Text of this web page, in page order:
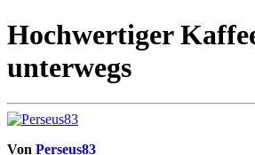
Hochwertiger
unterwegs
Von Perseus83